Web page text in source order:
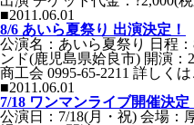
■2011.06.01
8/6 あいら夏祭り 出演決定！
公演名：あいら夏祭り 日程
ンド(鹿児島県姶良市) 開演
商工会 0995-65-2211 詳しく
■2011.06.01
7/18 ワンマンライブ開催決定
公演日：7/18(月・祝) 会場：